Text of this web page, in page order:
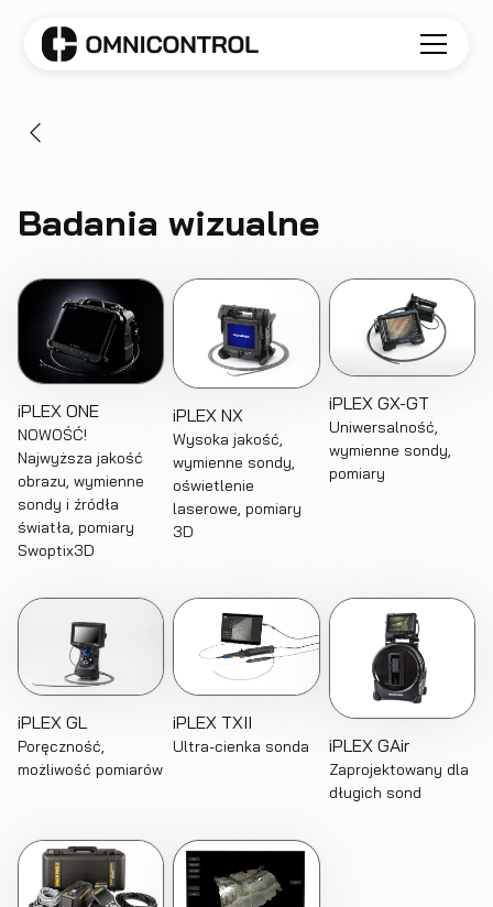
Badania wizualne
iPLEX ONE
NOWOŚĆ!
Najwyższa jakość
obrazu, wymienne
sondy i źródła
światła, pomiary
Swoptix3D
iPLEX NX
Wysoka jakość,
wymienne sondy,
oświetlenie
laserowe, pomiary
3D
iPLEX GX-GT
Uniwersalność,
wymienne sondy,
pomiary
iPLEX GL
Poręczność,
możliwość pomiarów
iPLEX TXII
Ultra-cienka sonda iPLEX GAir
Zaprojektowany dla
długich sond